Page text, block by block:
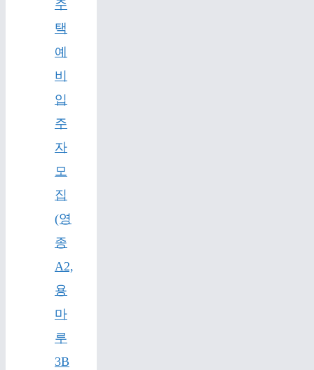
주
택
예
비
입
주
자
모
집
(영
종
A2,
용
마
루
3B